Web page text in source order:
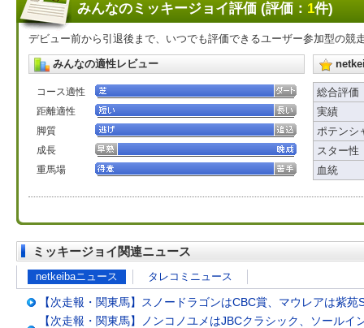
みんなのミッキージョイ評価 (評価： 1件)
デビュー前から引退後まで、いつでも評価できるユーザー参加型の競
みんなの適性レビュー
コース適性
距離適性
脚質
成長
重馬場
総合評価
実績
ポテンシ
スター性
血統
ミッキージョイ関連ニュース
netkeibaニュース タレコミニュース
【次走報・関東馬】スノードラゴンはCBC賞、マウレアは紫苑
【次走報・関東馬】ノンコノユメはJBCクラシック、ソールイ